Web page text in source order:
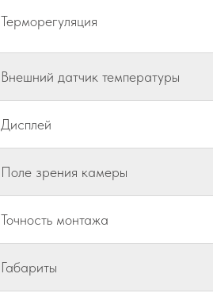
Терморегуляция
Внешний датчик температуры
Дисплей
Поле зрения камеры
Точность монтажа
Габариты